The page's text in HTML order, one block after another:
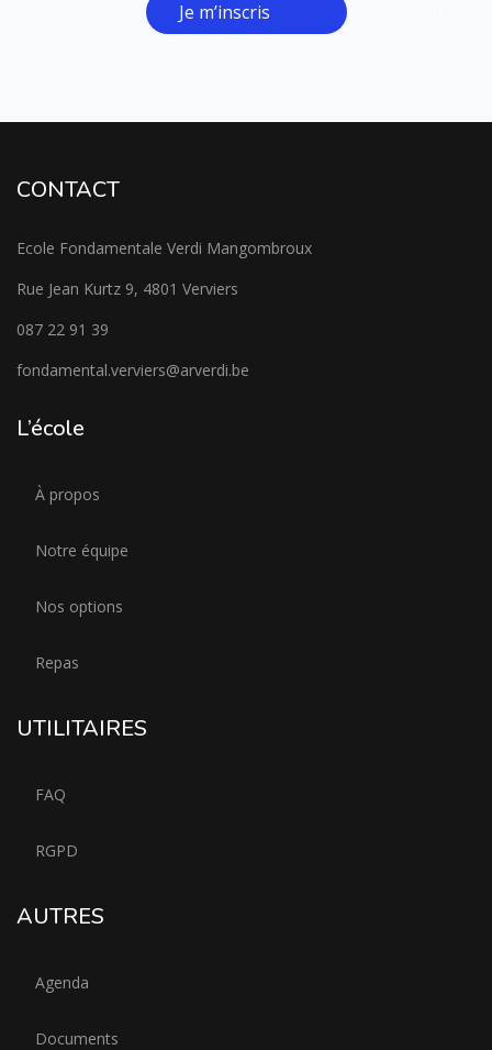
Je m’inscris
CONTACT
Ecole Fondamentale Verdi Mangombroux
Rue Jean Kurtz 9, 4801 Verviers
087 22 91 39
fondamental.verviers@arverdi.be
L’école
À propos
Notre équipe
Nos options
Repas
UTILITAIRES
FAQ
RGPD
AUTRES
Agenda
Documents